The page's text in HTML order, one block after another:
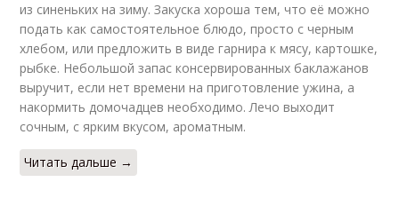
из синеньких на зиму. Закуска хороша тем, что её можно
подать как самостоятельное блюдо, просто с черным
хлебом, или предложить в виде гарнира к мясу, картошке,
рыбке. Небольшой запас консервированных баклажанов
выручит, если нет времени на приготовление ужина, а
накормить домочадцев необходимо. Лечо выходит
сочным, с ярким вкусом, ароматным.
Читать дальше →